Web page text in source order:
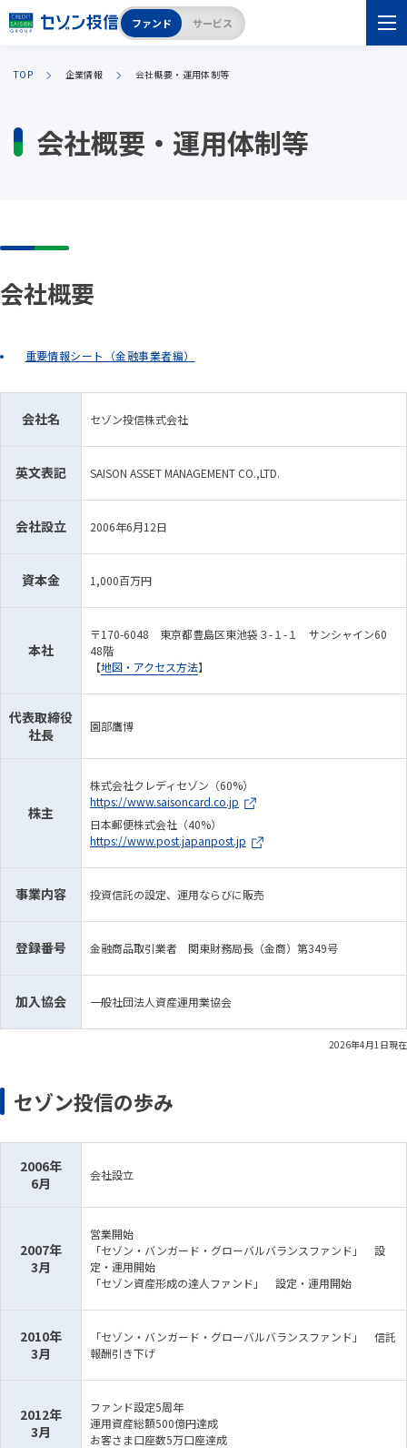
ファンド サービス
TOP 企業情報 会社概要・運用体制等
会社概要・運用体制等
会社概要
重要情報シート（金融事業者編）
会社名 セゾン投信株式会社
英文表記 SAISON ASSET MANAGEMENT CO.,LTD.
会社設立 2006年6月12日
資本金 1,000百万円
本社
〒170-6048 東京都豊島区東池袋３-１-１ サンシャイン60
48階
【地図・アクセス方法】
代表取締役
社長
園部鷹博
株主
株式会社クレディセゾン（60%）
https://www.saisoncard.co.jp
日本郵便株式会社（40%）
https://www.post.japanpost.jp
事業内容 投資信託の設定、運用ならびに販売
登録番号 金融商品取引業者 関東財務局長（金商）第349号
加入協会 一般社団法人資産運用業協会
2026年4月1日現在
セゾン投信の歩み
2006年
6月
会社設立
2007年
3月
営業開始
「セゾン・バンガード・グローバルバランスファンド」 設
定・運用開始
「セゾン資産形成の達人ファンド」 設定・運用開始
2010年
3月
「セゾン・バンガード・グローバルバランスファンド」 信託
報酬引き下げ
2012年
3月
ファンド設定5周年
運用資産総額500億円達成
お客さま口座数5万口座達成